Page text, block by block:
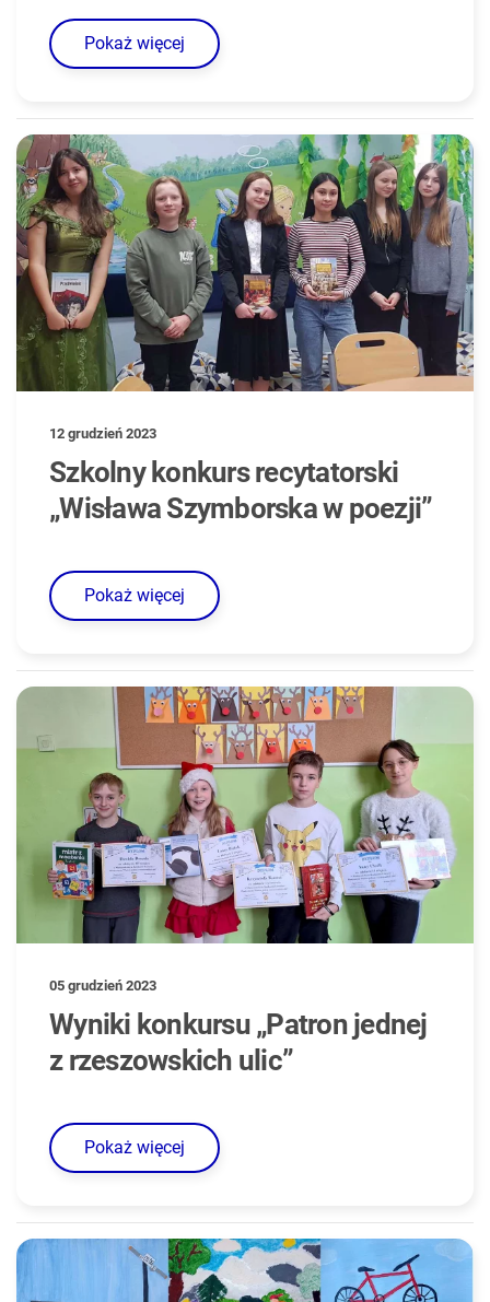
Pokaż więcej
12 grudzień 2023
Szkolny konkurs recytatorski
„Wisława Szymborska w poezji”
Pokaż więcej
05 grudzień 2023
Wyniki konkursu „Patron jednej
z rzeszowskich ulic”
Pokaż więcej